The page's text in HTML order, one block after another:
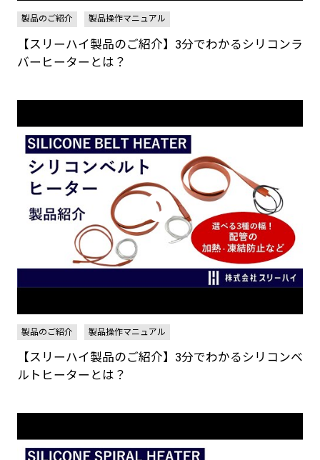
製品のご紹介 製品操作マニュアル
【スリーハイ製品のご紹介】3分でわかるシリコンラ
バーヒーターとは？
製品のご紹介 製品操作マニュアル
【スリーハイ製品のご紹介】3分でわかるシリコンベ
ルトヒーターとは？